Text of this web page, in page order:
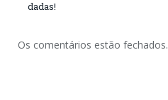
dadas!
Os comentários estão fechados.